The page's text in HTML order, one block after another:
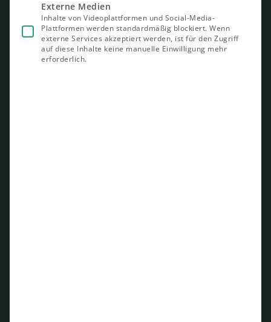
Externe Medien
Inhalte von Videoplattformen und Social-Media-
Plattformen werden standardmäßig blockiert. Wenn
externe Services akzeptiert werden, ist für den Zugriff
auf diese Inhalte keine manuelle Einwilligung mehr
erforderlich.